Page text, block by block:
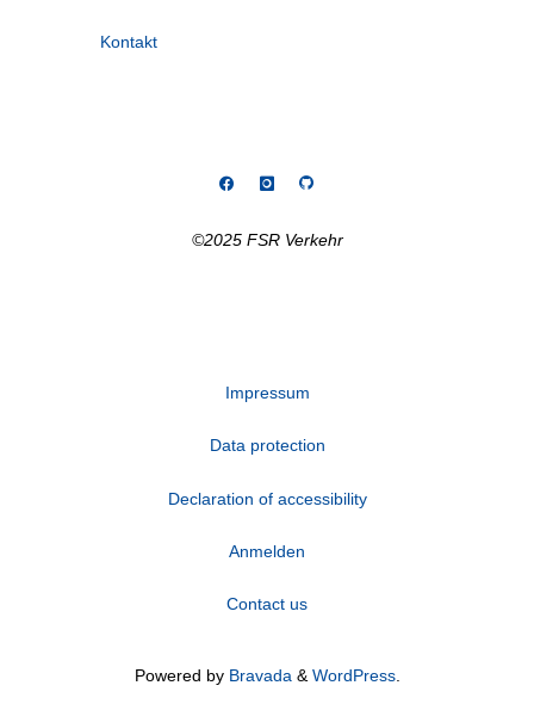
Kontakt
©2025 FSR Verkehr
Impressum
Data protection
Declaration of accessibility
Anmelden
Contact us
Powered byBravada & WordPress.